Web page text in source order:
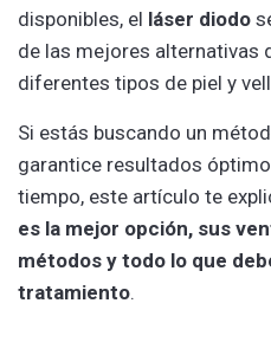
disponibles, el láser diodo
de las mejores alternativas
diferentes tipos de piel y
Si estás buscando un
garantice resultados
tiempo, este artículo te
es la mejor opción, sus
métodos y todo lo que
tratamiento.